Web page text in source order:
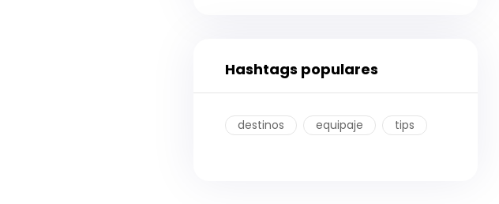
Hashtags populares
destinos equipaje tips